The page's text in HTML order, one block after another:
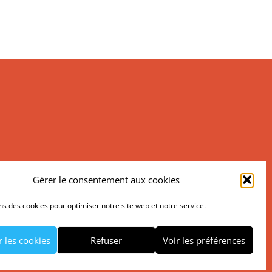
Gérer le consentement aux cookies
des cookies pour optimiser notre site web et notre service.
les cookies Refuser Voir les préférences
NEWSLETTER